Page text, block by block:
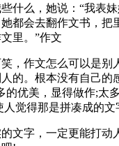
什么，她说：“我表
都会去翻作文书，把
里。”作文
，作文怎么可以是别
的。根本没有自己的
的优美，显得做作;太
觉得那是拼凑成的文
文字，一定更能打动